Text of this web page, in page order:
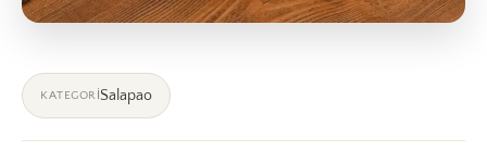
KATEGORI Salapao